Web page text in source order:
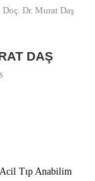
Dr. Murat Daş
DAŞ
Tıp Anabilim